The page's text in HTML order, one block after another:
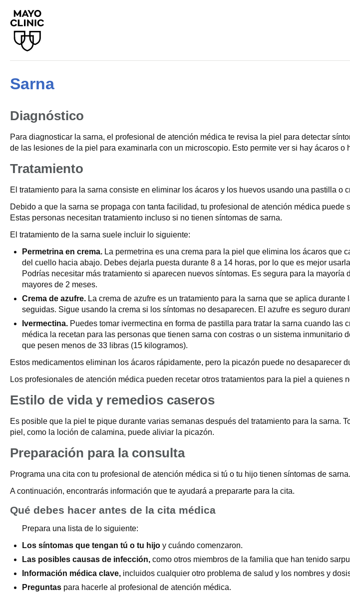
Sarna
Diagnóstico
Para diagnosticar la sarna, el profesional de atención médica te revisa la piel para detectar
de las lesiones de la piel para examinarla con un microscopio. Esto permite ver si hay ácaros o
Tratamiento
El tratamiento para la sarna consiste en eliminar los ácaros y los huevos usando una pastilla
Debido a que la sarna se propaga con tanta facilidad, tu profesional de atención médica
Estas personas necesitan tratamiento incluso si no tienen síntomas de sarna.
El tratamiento de la sarna suele incluir lo siguiente:
Permetrina en crema. La permetrina es una crema para la piel que elimina los ácaros que
del cuello hacia abajo. Debes dejarla puesta durante 8 a 14 horas, por lo que es mejor
Podrías necesitar más tratamiento si aparecen nuevos síntomas. Es segura para la
mayores de 2 meses.
Crema de azufre. La crema de azufre es un tratamiento para la sarna que se aplica
seguidas. Sigue usando la crema si los síntomas no desaparecen. El azufre es seguro
Ivermectina. Puedes tomar ivermectina en forma de pastilla para tratar la sarna cuando
médica la recetan para las personas que tienen sarna con costras o un sistema
que pesen menos de 33 libras (15 kilogramos).
Estos medicamentos eliminan los ácaros rápidamente, pero la picazón puede no desaparecer
Los profesionales de atención médica pueden recetar otros tratamientos para la piel a
Estilo de vida y remedios caseros
Es posible que la piel te pique durante varias semanas después del tratamiento para la sarna.
piel, como la loción de calamina, puede aliviar la picazón.
Preparación para la consulta
Programa una cita con tu profesional de atención médica si tú o tu hijo tienen síntomas de sarna.
A continuación, encontrarás información que te ayudará a prepararte para la cita.
Qué debes hacer antes de la cita médica
Prepara una lista de lo siguiente:
Los síntomas que tengan tú o tu hijo y cuándo comenzaron.
Las posibles causas de infección, como otros miembros de la familia que han tenido
Información médica clave, incluidos cualquier otro problema de salud y los nombres y
Preguntas para hacerle al profesional de atención médica.